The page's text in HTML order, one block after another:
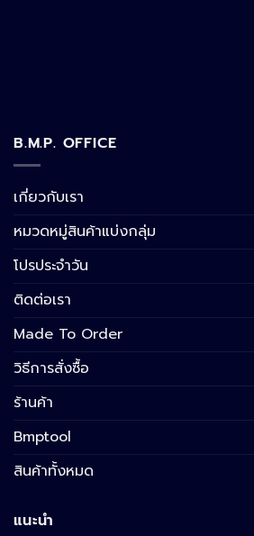
B.M.P. OFFICE
เกี่ยวกับเรา
หมวดหมู่สินค้าแบ่งกลุ่ม
โปรประจำวัน
ติดต่อเรา
Made To Order
วิธีการสั่งซื้อ
ร้านค้า
Bmptool
สินค้าทั้งหมด
แนะนำ